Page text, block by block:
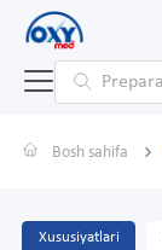
Bosh sahifa
Xususiyatlari